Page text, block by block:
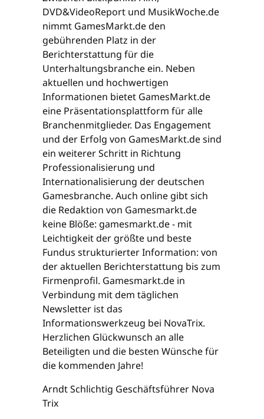
DVD&VideoReport und MusikWoche.de
nimmt GamesMarkt.de den
gebührenden Platz in der
Berichterstattung für die
Unterhaltungsbranche ein. Neben
aktuellen und hochwertigen
Informationen bietet GamesMarkt.de
eine Präsentationsplattform für alle
Branchenmitglieder. Das Engagement
und der Erfolg von GamesMarkt.de sind
ein weiterer Schritt in Richtung
Professionalisierung und
Internationalisierung der deutschen
Gamesbranche. Auch online gibt sich
die Redaktion von Gamesmarkt.de
keine Blöße: gamesmarkt.de - mit
Leichtigkeit der größte und beste
Fundus strukturierter Information: von
der aktuellen Berichterstattung bis zum
Firmenprofil. Gamesmarkt.de in
Verbindung mit dem täglichen
Newsletter ist das
Informationswerkzeug bei NovaTrix.
Herzlichen Glückwunsch an alle
Beteiligten und die besten Wünsche für
die kommenden Jahre!
Arndt Schlichtig Geschäftsführer Nova
Trix